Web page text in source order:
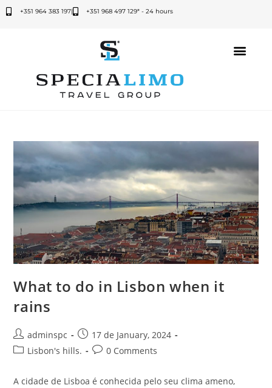
+351 964 383 197| +351 968 497 129* - 24 hours
What to do in Lisbon when it
rains
adminspc
17 de January, 2024
Lisbon's hills.
0 Comments
‍‍A cidade de Lisboa é conhecida pelo seu clima ameno,